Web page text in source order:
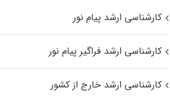
کارشناسی ارشد پیام نور
کارشناسی ارشد فراگیر پیام نور
کارشناسی ارشد خارج از کشور